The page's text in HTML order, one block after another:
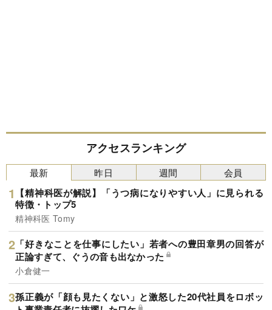
アクセスランキング
最新
【精神科医が解説】「うつ病になりやすい人」に見られる
特徴・トップ5
精神科医 Tomy
「好きなことを仕事にしたい」若者への豊田章男の回答が
正論すぎて、ぐうの音も出なかった
小倉健一
孫正義が「顔も見たくない」と激怒した20代社員をロボッ
昨日 週間 会員